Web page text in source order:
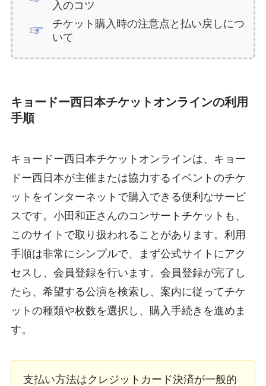
入のコツ
チケット購入時の注意点と払い戻しにつ
いて
キョードー西日本チケットオンラインの利用
手順
キョードー西日本チケットオンラインは、キョー
ドー西日本が主催または協力するイベントのチケ
ットをインターネットで購入できる便利なサービ
スです。小田和正さんのコンサートチケットも、
このサイトで取り扱われることがあります。利用
手順は非常にシンプルで、まず公式サイトにアク
セスし、会員登録を行います。会員登録が完了し
たら、希望する公演を検索し、案内に従ってチケ
ットの種類や枚数を選択し、購入手続きを進めま
す。
支払い方法はクレジットカード決済が一般的